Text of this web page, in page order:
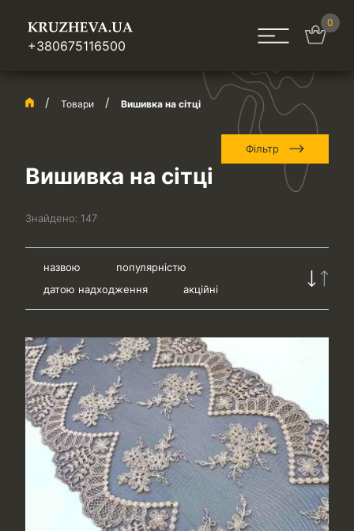
+380675116500
0
Товари Вишивка на сітці
Фільтр
Вишивка на сітці
Знайдено: 147
назвою
популярністю
датою надходження
акційні